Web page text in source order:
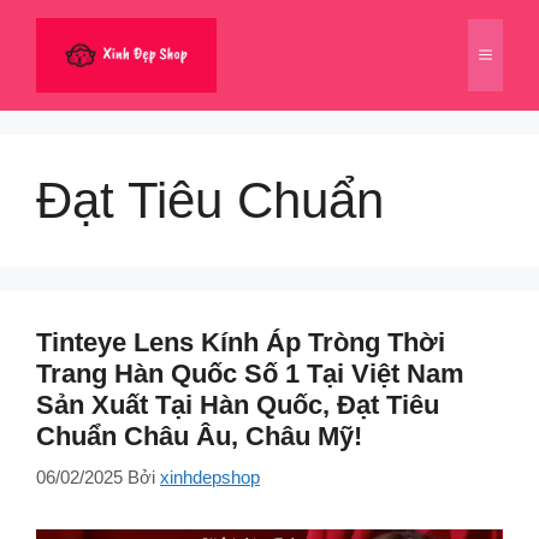
dung
Menu
Đạt Tiêu Chuẩn
Tinteye Lens Kính Áp Tròng Thời
Trang Hàn Quốc Số 1 Tại Việt Nam
Sản Xuất Tại Hàn Quốc, Đạt Tiêu
Chuẩn Châu Âu, Châu Mỹ!
06/02/2025 Bởi xinhdepshop